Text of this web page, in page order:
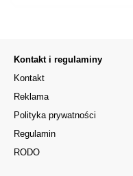
Kontakt i regulaminy
Kontakt
Reklama
Polityka prywatności
Regulamin
RODO